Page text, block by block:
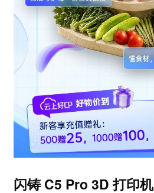
闪铸 C5 Pro 3D 打印机